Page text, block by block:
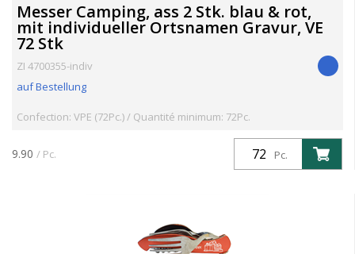
Messer Camping, ass 2 Stk. blau & rot,
mit individueller Ortsnamen Gravur, VE
72 Stk
ZI 4700355-indiv
auf Bestellung
Confection: VPE (72Pc.) / Quantité minimum: 72Pc.
Pc.
9.90 / Pc.